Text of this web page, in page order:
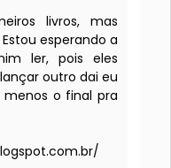
livros, mas
esperando a
ler, pois eles
outro dai eu
o final pra